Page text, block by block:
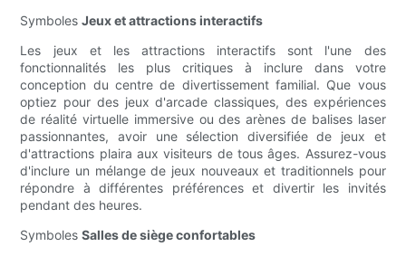
SymbolesJeux et attractions interactifs
Les jeux et les attractions interactifs sont l'une des
fonctionnalités les plus critiques à inclure dans votre
conception du centre de divertissement familial. Que vous
optiez pour des jeux d'arcade classiques, des expériences
de réalité virtuelle immersive ou des arènes de balises laser
passionnantes, avoir une sélection diversifiée de jeux et
d'attractions plaira aux visiteurs de tous âges. Assurez-vous
d'inclure un mélange de jeux nouveaux et traditionnels pour
répondre à différentes préférences et divertir les invités
pendant des heures.
SymbolesSalles de siège confortables